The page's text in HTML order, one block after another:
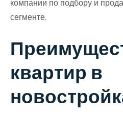
компании по подбору и
сегменте.
квартир в